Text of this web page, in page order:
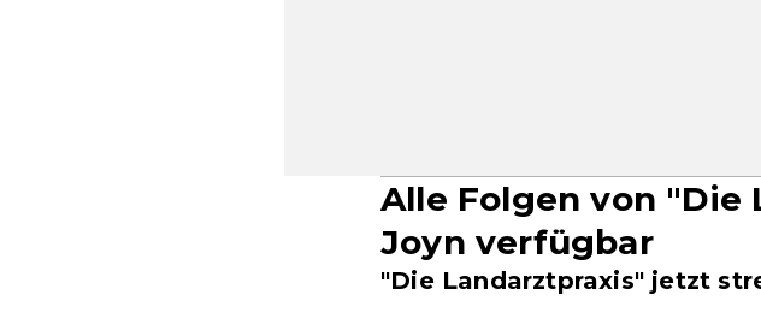
Alle Folgen von "Die
Joyn verfügbar
"Die Landarztpraxis" jetzt